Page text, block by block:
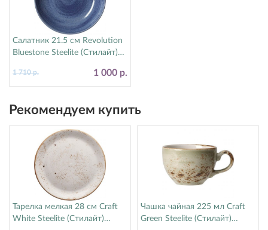
Салатник 21.5 см Revolution
Bluestone Steelite (Стилайт)
1 000 р.
1 710 р.
Рекомендуем купить
Тарелка мелкая 28 см Craft
White Steelite (Стилайт)
Чашка чайная 225 мл Craft
Green Steelite (Стилайт)